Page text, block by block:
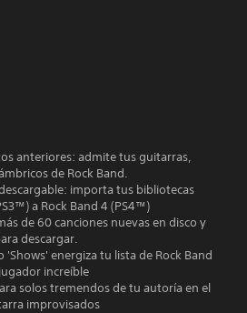
anteriores: admite tus guitarras,
de Rock Band.
importa tus bibliotecas
a Rock Band 4 (PS4™)
de 60 canciones nuevas en disco y
descargar.
'Shows' energiza tu lista de Rock Band
increíble
solos tremendos de tu autoría en el
improvisados